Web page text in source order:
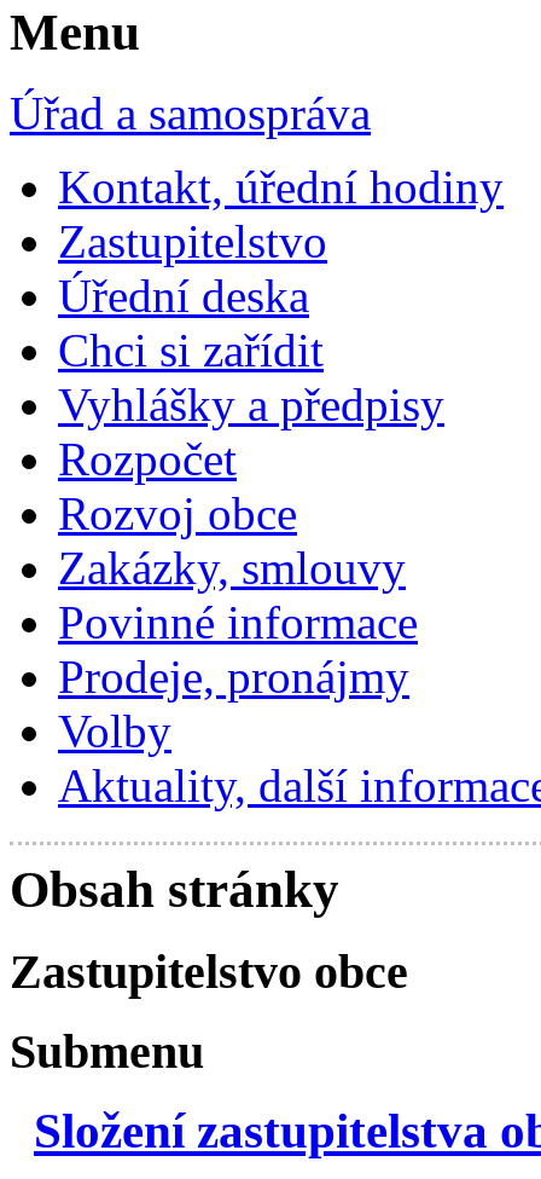
Menu
Úřad a samospráva
Kontakt, úřední hodiny
Zastupitelstvo
Úřední deska
Chci si zařídit
Vyhlášky a předpisy
Rozpočet
Rozvoj obce
Zakázky, smlouvy
Povinné informace
Prodeje, pronájmy
Volby
Aktuality, další
Obsah stránky
Zastupitelstvo obce
Submenu
Složení zastupitelstva